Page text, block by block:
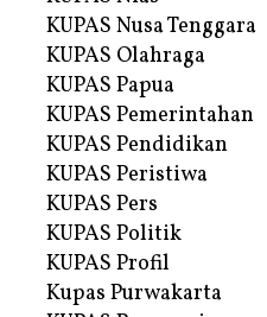
KUPAS Nusa Tenggara
KUPAS Olahraga
KUPAS Papua
KUPAS Pemerintahan
KUPAS Pendidikan
KUPAS Peristiwa
KUPAS Pers
KUPAS Politik
KUPAS Profil
Kupas Purwakarta